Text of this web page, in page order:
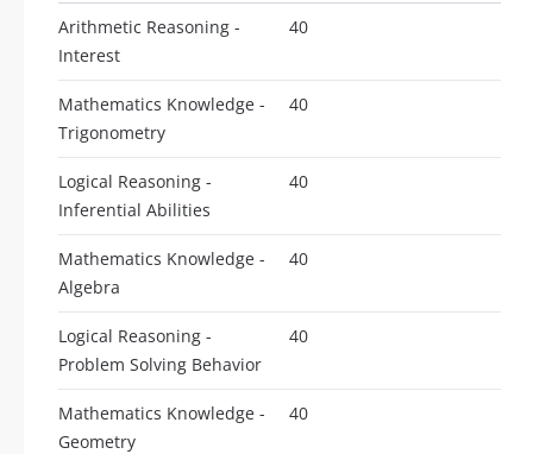
Arithmetic Reasoning -
Interest
40
Mathematics Knowledge -
Trigonometry
40
Logical Reasoning -
Inferential Abilities
40
Mathematics Knowledge -
Algebra
40
Logical Reasoning -
Problem Solving Behavior
40
Mathematics Knowledge -
Geometry
40